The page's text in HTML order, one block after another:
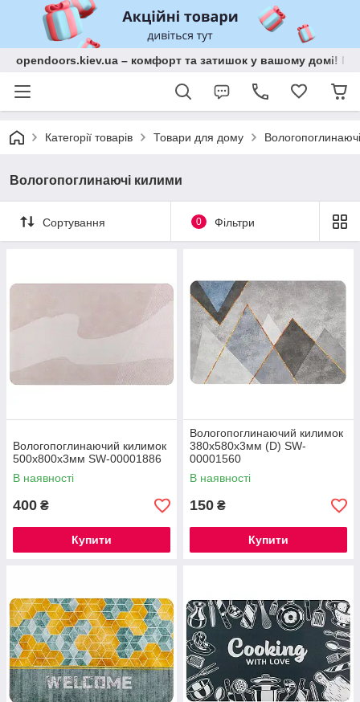
opendoors.kiev.ua – комфорт та затишок у вашому домі!
Категорії товарів Товари для дому
Вологопоглинаючі килими
Сортування 0 Фільтри
Вологопоглинаючий килимок
500х800х3мм SW-00001886
В наявності
400 ₴
Купити
Вологопоглинаючий килимок
380х580х3мм (D) SW-
00001560
В наявності
150 ₴
Купити